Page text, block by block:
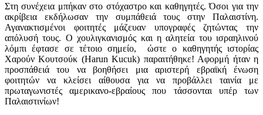
Στη συνέχεια μπήκαν στο στόχαστρο και καθηγητές. Όσοι για την
ακρίβεια εκδήλωσαν την συμπάθειά τους στην Παλαιστίνη.
Αγανακτισμένοι φοιτητές μάζευαν υπογραφές ζητώντας την
απόλυσή τους. Ο χουλιγκανισμός και η αλητεία του ισραηλινού
λόμπι έφτασε σε τέτοιο σημείο, ώστε ο καθηγητής ιστορίας
Χαρούν Κουτσούκ (Harun Kucuk) παραιτήθηκε! Αφορμή ήταν η
προσπάθειά του να βοηθήσει μια αριστερή εβραϊκή ένωση
φοιτητών να κλείσει αίθουσα για να προβάλλει ταινία με
πρωταγωνιστές αμερικανο-εβραίους που τάσσονται υπέρ των
Παλαιστινίων!